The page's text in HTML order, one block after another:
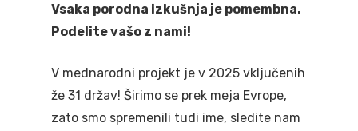
Vsaka porodna izkušnja je pomembna.
Podelite vašo z nami!
V mednarodni projekt je v 2025 vključenih
že 31 držav! Širimo se prek meja Evrope,
zato smo spremenili tudi ime, sledite nam